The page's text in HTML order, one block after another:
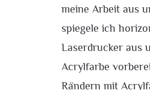
meine Arbeit aus
spiegele ich
Laserdrucker aus
Acrylfarbe
Rändern mit